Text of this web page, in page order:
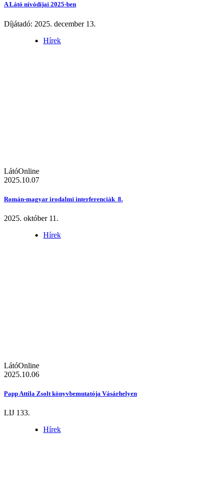
A Látó nívódíjai 2025-ben
Díjátadó: 2025. december 13.
Hírek
LátóOnline
2025.10.07
Román-magyar irodalmi interferenciák 8.
2025. október 11.
Hírek
LátóOnline
2025.10.06
Papp Attila Zsolt könyvbemutatója Vásárhelyen
LIJ 133.
Hírek